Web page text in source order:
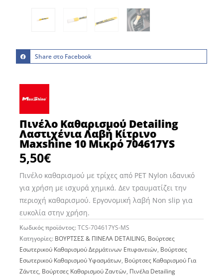
Share στο Facebook
Πινέλο Καθαρισμού Detailing
Λαστιχένια Λαβή Κίτρινο
Maxshine 10 Μικρό 704617YS
5,50€
Πινέλο καθαρισμού με τρίχες από PET Nylon ιδανικό
για χρήση με ισχυρά χημικά. Δεν τραυματίζει την
περιοχή καθαρισμού. Εργονομική λαβή Non slip για
ευκολία στην χρήση.
Κωδικός προϊόντος:TCS-704617YS-MS
Κατηγορίες: BΟΥΡΤΣΕΣ & ΠΙΝΕΛΑ DETAILING, Βούρτσες
Εσωτερικού Καθαρισμού Δερμάτινων Επιφανειών, Βούρτσες
Εσωτερικού Καθαρισμού Υφασμάτων, Βούρτσες Καθαρισμού Για
Ζάντες, Βούρτσες Καθαρισμού Ζαντών, Πινέλα Detailing